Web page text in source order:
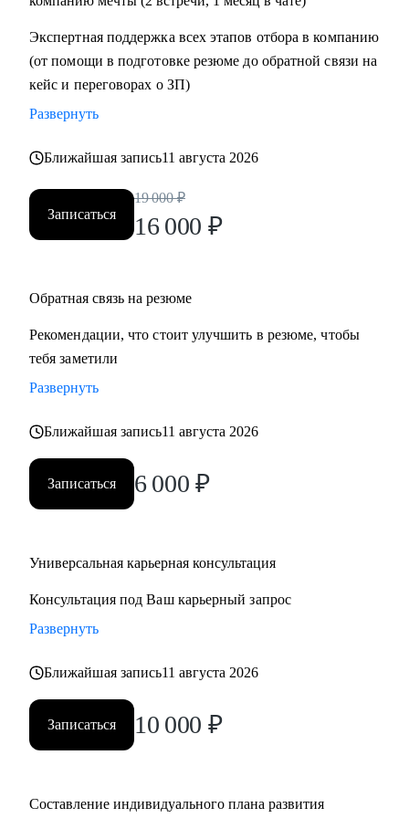
• Продажи и развитие бизнеса / обслуживание клиентов
• Поддержка
• Customer Experience
• Операции
Экспертная поддержка всех этапов отбора в компанию
(от помощи в подготовке резюме до обратной связи на
кейс и переговорах о ЗП)
Развернуть
Ближайшая запись11 августа 2026
Записаться
19 000 ₽
16 000 ₽
Обратная связь на резюме
Рекомендации, что стоит улучшить в резюме, чтобы
тебя заметили
Развернуть
Ближайшая запись11 августа 2026
Записаться 6 000 ₽
Универсальная карьерная консультация
Консультация под Ваш карьерный запрос
Развернуть
Ближайшая запись11 августа 2026
Записаться 10 000 ₽
Составление индивидуального плана развития